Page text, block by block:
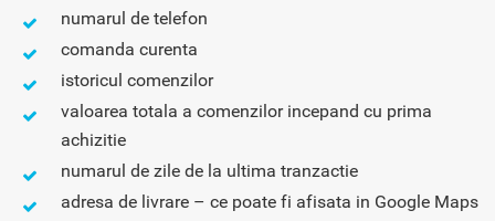
numarul de telefon
comanda curenta
istoricul comenzilor
valoarea totala a comenzilor incepand cu prima
achizitie
numarul de zile de la ultima tranzactie
adresa de livrare – ce poate fi afisata in Google Maps